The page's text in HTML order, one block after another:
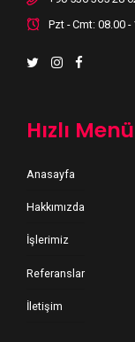
Pzt - Cmt: 08.00 -
Hızlı Menü
Anasayfa
Hakkımızda
İşlerimiz
Referanslar
İletişim